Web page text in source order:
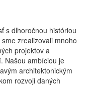
s dlhoročnou históriou
zrealizovali mnoho
projektov a
Našou ambíciou je
architektonickým
rozvoji daných